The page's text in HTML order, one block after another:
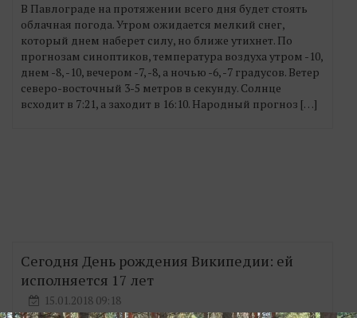
В Павлограде на протяжении всего дня будет стоять
облачная погода. Утром ожидается мелкий снег,
который днем наберет силу, но ближе утихнет. По
прогнозам синоптиков, температура воздуха утром -10,
днем -8, -10, вечером -7, -8, а ночью -6, -7 градусов. Ветер
северо-восточный 3-5 метров в секунду. Солнце
всходит в 7:21, а заходит в 16:10. Народный прогноз […]
Сегодня День рождения Википедии: ей
исполняется 17 лет
15.01.2018 09:18